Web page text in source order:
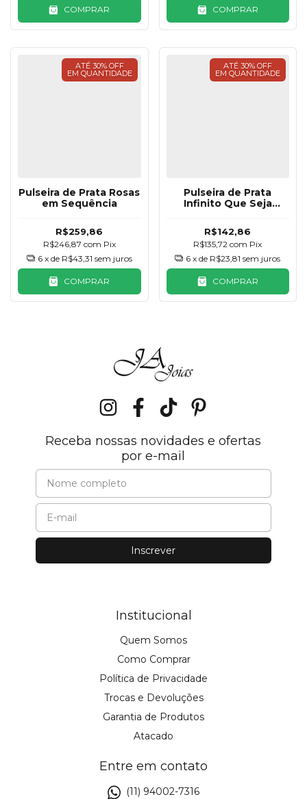
COMPRAR COMPRAR
ATÉ 30% OFF
EM QUANTIDADE
Pulseira de Prata Rosas
em Sequência
R$259,86
R$246,87 com Pix
6 x de R$43,31 sem juros
COMPRAR
ATÉ 30% OFF
EM QUANTIDADE
Pulseira de Prata
Infinito Que Seja
R$142,86
R$135,72com Pix
6 x de R$23,81 sem juros
COMPRAR
Receba nossas novidades e ofertas
por e-mail
Institucional
Quem Somos
Como Comprar
Política de Privacidade
Trocas e Devoluções
Garantia de Produtos
Atacado
Entre em contato
(11) 94002-7316